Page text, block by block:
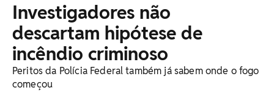
Investigadores não
descartam hipótese de
incêndio criminoso
Peritos da Polícia Federal também já sabem onde o fogo
começou